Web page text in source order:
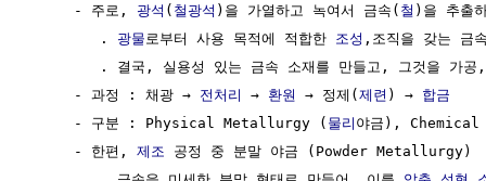
     - 주로,
광석 ( 철광석 )을 가열하고 녹여서 금속( 철 )을 추출
        .
광물 로부터 사용 목적에 적합한 조성 ,조직을 갖는 금
. 결국, 실용성 있는 금속 소재를 만들고, 그것을 가공
     - 과정 : 채광 →
전처리 → 환원 → 정제(제련 ) → 합금
     - 구분 : Physical Metallurgy (
물리 야금),
     - 한편,
제조 공정 중 분말 야금 (Powder Metallurgy)